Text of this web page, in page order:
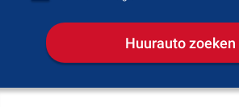
Huurauto zoeken